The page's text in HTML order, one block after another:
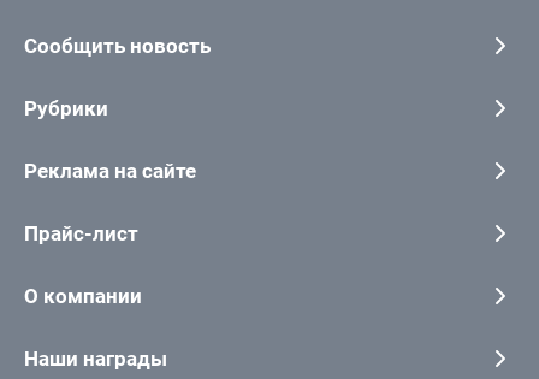
Сообщить новость
Рубрики
Реклама на сайте
Прайс-лист
О компании
Наши награды